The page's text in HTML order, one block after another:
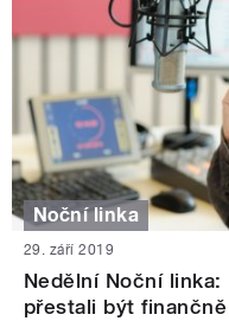
Noční linka
29. září 2019
Nedělní Noční
přestali být